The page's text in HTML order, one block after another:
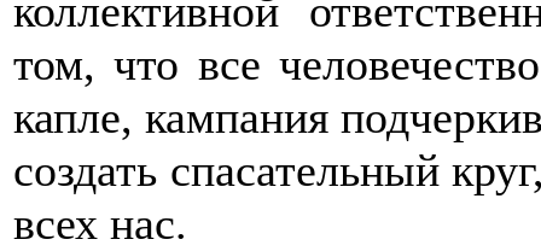
коллективной
том, что все
капле, кампания
создать спасательный
всех нас.